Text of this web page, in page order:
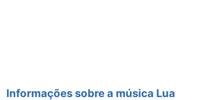
Informações sobre a música Lua